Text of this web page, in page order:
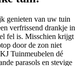
genieten van uw tuin
verfrissend drankje in
fel is. Misschien krijgt
door de zon niet
Tuinmeubelen dé
parasols en stevige